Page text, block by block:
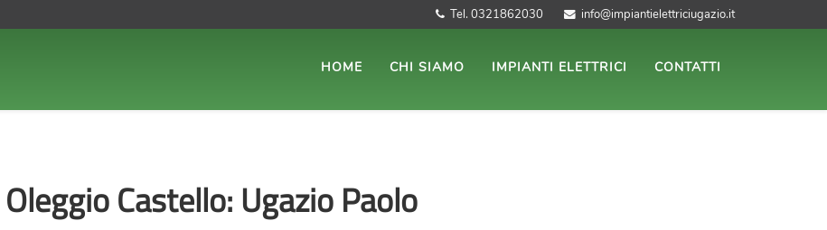
Tel. 0321862030 info@impiantielettriciugazio.it
HOME CHI SIAMO IMPIANTI ELETTRICI CONTATTI
Castello: Ugazio Paolo